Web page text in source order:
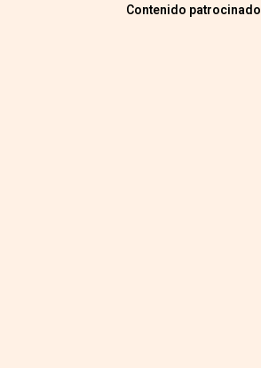
Contenido patrocinado